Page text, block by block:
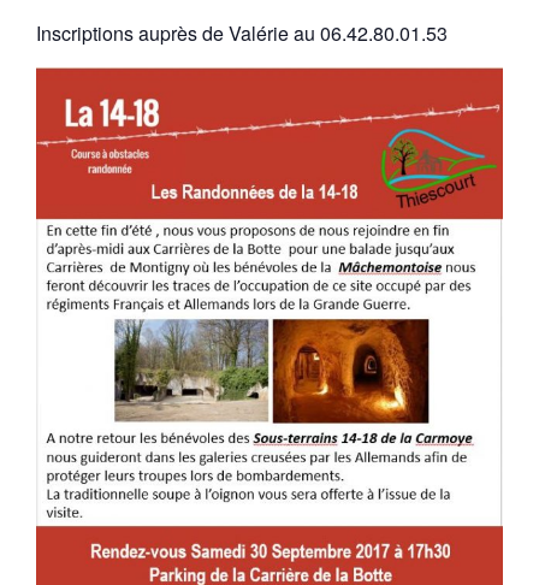
Inscriptions auprès de Valérie au 06.42.80.01.53